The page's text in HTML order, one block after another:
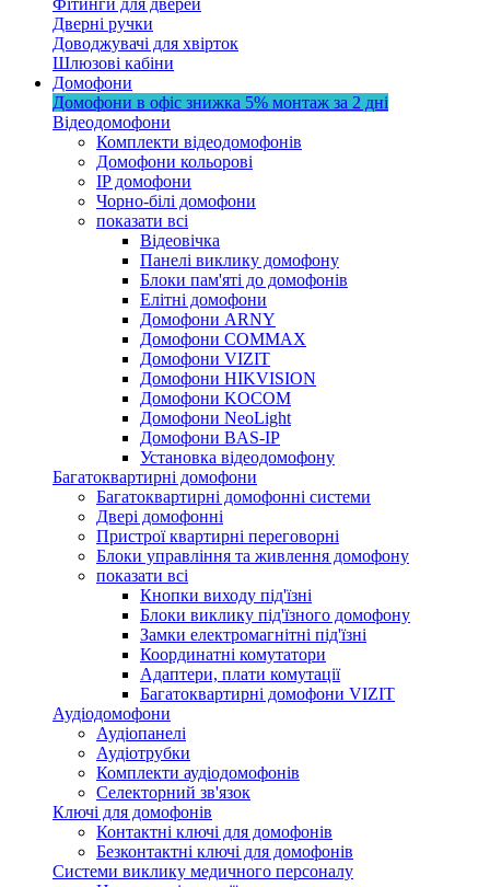
Дверні ручки
Доводжувачі для хвірток
Шлюзові кабіни
Домофони
Домофони в офіс знижка 5% монтаж за 2 дні
Відеодомофони
Комплекти відеодомофонів
Домофони кольорові
IP домофони
Чорно-білі домофони
показати всі
Відеовічка
Панелі виклику домофону
Блоки пам'яті до домофонів
Елітні домофони
Домофони ARNY
Домофони COMMAX
Домофони VIZIT
Домофони HIKVISION
Домофони KOCOM
Домофони NeoLight
Домофони BAS-IP
Установка відеодомофону
Багатоквартирні домофони
Багатоквартирні домофонні системи
Двері домофонні
Пристрої квартирні переговорні
Блоки управління та живлення домофону
показати всі
Кнопки виходу під'їзні
Блоки виклику під'їзного домофону
Замки електромагнітні під'їзні
Координатні комутатори
Адаптери, плати комутації
Багатоквартирні домофони VIZIT
Аудіодомофони
Аудіопанелі
Аудіотрубки
Комплекти аудіодомофонів
Селекторний зв'язок
Ключі для домофонів
Контактні ключі для домофонів
Безконтактні ключі для домофонів
Системи виклику медичного персоналу